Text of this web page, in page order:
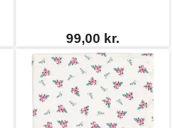
99,00 kr.